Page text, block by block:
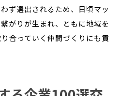
ず選出されるため、日頃マッ
がりが生まれ、ともに地域を
合っていく仲間づくりにも貢